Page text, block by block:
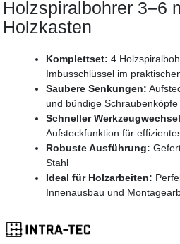
Holzspiralbohrer 3–6
Holzkasten
Komplettset: 4
Imbusschlüssel im
Saubere Senkungen:
und bündige Schraubenköpfe
Schneller
Aufsteckfunktion für
Robuste Ausführung:
Stahl
Ideal für Holzarbeiten:
Innenausbau und